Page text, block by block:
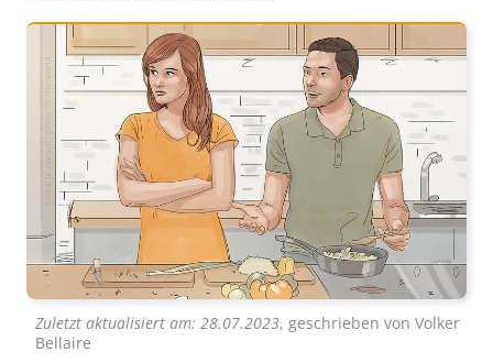
Zuletzt aktualisiert am: 28.07.2023, geschrieben von Volker
Bellaire